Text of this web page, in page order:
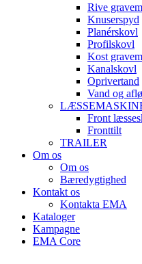
Rive
Knuserspyd
Planérskovl
Profilskovl
Kost
Kanalskovl
Oprivertand
Vand og
Front
Fronttilt
TRAILER
Om os
Om os
Bæredygtighed
Kontakt os
Kontakta EMA
Kataloger
Kampagne
EMA Core